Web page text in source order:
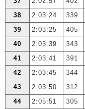
38
2:03:24 339
39
2:03:25 405
40
2:03:39 343
41
2:03:41 391
42
2:03:45 344
43
2:03:50 312
44
2:05:51 305